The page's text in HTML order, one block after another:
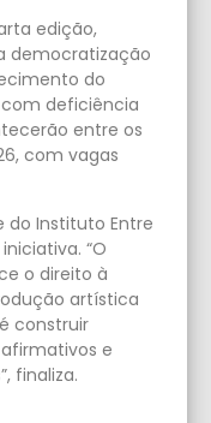
edição,
democratização
do
deficiência
entre os
com vagas
do Instituto Entre
“O
o direito à
artística
construir
e
finaliza.